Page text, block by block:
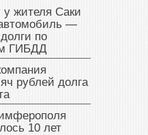
жителя Саки
—
по
ГИБДД
рублей долга
10 лет